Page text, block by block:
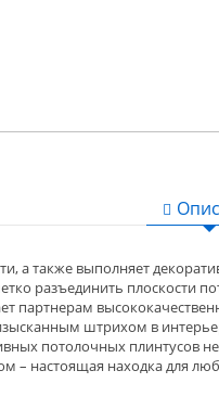
а также выполняет
разъединить плоскости
партнерам
штрихом в
потолочных плинтусов
настоящая находка для